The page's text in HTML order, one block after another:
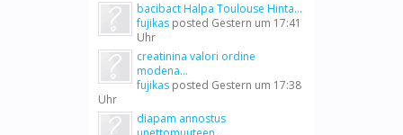
bacibact Halpa Toulouse Hinta...
fujikas posted Gestern um 17:41
Uhr
creatinina valori ordine
modena...
fujikas posted Gestern um 17:38
Uhr
diapam annostus